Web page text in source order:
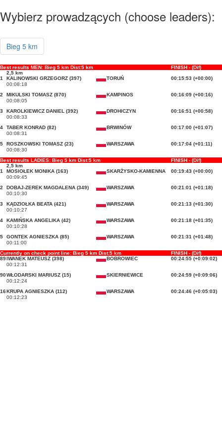
Wybierz prowadzących (choose leaders):
Bieg 5 km
Best results MEN: Bieg 5 km Dist:5 km
FINISH - (Dif)
2,5 km
1
KALINOWSKI GRZEGORZ (397) TORUŃ
00:15:53 (+00:00)
00:08:18
2
MIKULSKI TOMASZ (870) KAMPINOS
00:16:09 (+00:16)
00:08:05
3
KAROLKIEWICZ DANIEL (392) DROHICZYN
00:16:51 (+00:58)
00:08:33
4
TABER KONRAD (82) BRWINÓW
00:17:00 (+01:07)
00:08:31
5
ROSZKOWSKI TOMASZ (23) WARSZAWA
00:17:04 (+01:11)
00:08:30
Best results LADIES: Bieg 5 km Dist:5 km
FINISH - (Dif)
2,5 km
1
MOSIOŁEK MONIKA (163) SKARŻYSKO-KAMIENNA
00:19:43 (+00:00)
00:09:45
2
DOBAJ-ZEREK MAGDALENA (349) WARSZAWA
00:21:01 (+01:18)
00:10:30
3
KĄDZIOŁKA BEATA (421) WARSZAWA
00:21:13 (+01:30)
00:10:27
4
KAMIŃSKA ANGELIKA (42) WARSZAWA
00:21:18 (+01:35)
00:10:28
5
GONTEK AGNIESZKA (85) WARSZAWA
00:21:31 (+01:48)
00:11:00
Currently on check point line: Bieg 5 km Dist:5 km
FINISH - (Dif)
89IWANEK MATEUSZ (398) BOBROWIEC
00:24:55 (+0:09:02)
00:12:31
90WŁODARSKI MARIUSZ (15) SKIERNIEWICE
00:24:59 (+0:09:06)
00:12:24
16KRUPA AGNIESZKA (112) WARSZAWA
00:24:46 (+0:05:03)
00:12:23